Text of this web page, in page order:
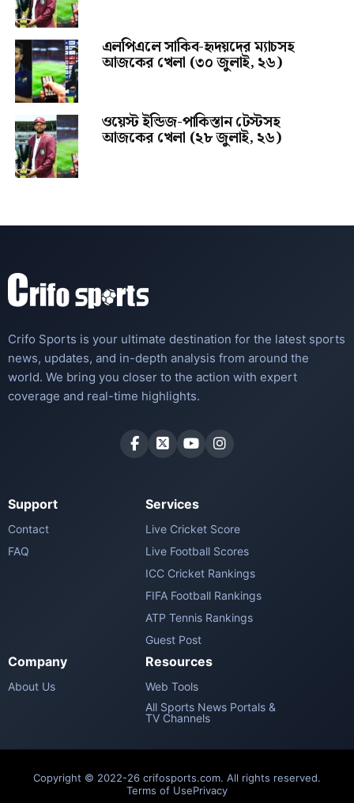
এলপিএলে সাকিব-হৃদয়দের ম্যাচসহ
আজকের খেলা (৩০ জুলাই, ২৬)
ওয়েস্ট ইন্ডিজ-পাকিস্তান টেস্টসহ
আজকের খেলা (২৮ জুলাই, ২৬)
Crifo Sports is your ultimate destination for the latest sports
news, updates, and in-depth analysis from around the
world. We bring you closer to the action with expert
coverage and real-time highlights.
Support
Contact
FAQ
Services
Live Cricket Score
Live Football Scores
ICC Cricket Rankings
FIFA Football Rankings
ATP Tennis Rankings
Guest Post
Company
About Us
Resources
Web Tools
All Sports News Portals &
TV Channels
Copyright © 2022-26 crifosports.com. All rights reserved.
Terms of UsePrivacy